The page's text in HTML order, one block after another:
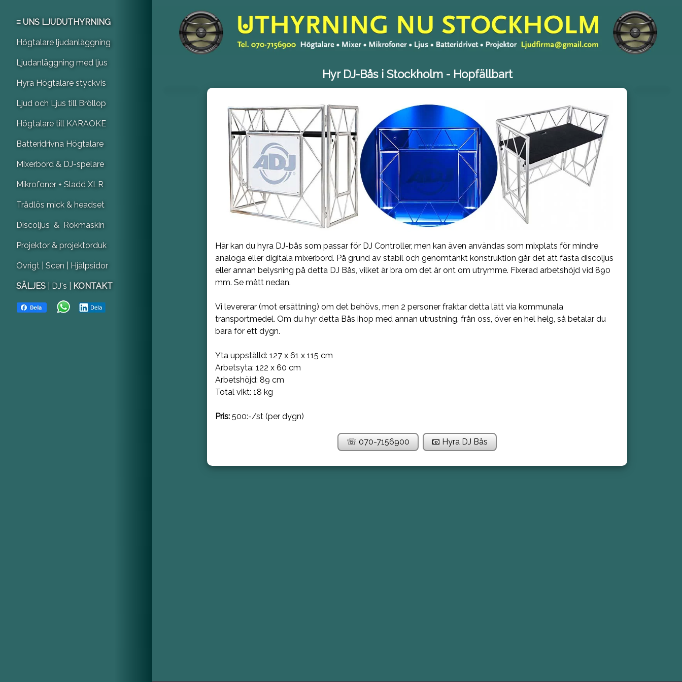
≡ UNS LJUDUTHYRNING
Högtalare ljudanläggning
Ljudanläggning med ljus
Hyra Högtalare styckvis
Ljud och Ljus till Bröllop
Högtalare till KARAOKE
Batteridrivna Högtalare
Mixerbord & DJ-spelare
Mikrofoner + Sladd XLR
Trådlös mick & headset
Discoljus & Rökmaskin
Projektor & projektorduk
Övrigt | Scen | Hjälpsidor
SÄLJES | DJ's | KONTAKT
Hyr DJ-Bås i Stockholm - Hopfällbart
Här kan du hyra DJ-bås som passar för DJ Controller, men kan även användas som mixplats för mindre
analoga eller digitala mixerbord. På grund av stabil och genomtänkt konstruktion går det att fästa discoljus
eller annan belysning på detta DJ Bås, vilket är bra om det är ont om utrymme. Fixerad arbetshöjd vid 890
mm. Se mått nedan.
Vi levererar (mot ersättning) om det behövs, men 2 personer fraktar detta lätt via kommunala
transportmedel. Om du hyr detta Bås ihop med annan utrustning, från oss, över en hel helg, så betalar du
bara för ett dygn.
Yta uppställd: 127 x 61 x 115 cm
Arbetsyta: 122 x 60 cm
Arbetshöjd: 89 cm
Total vikt: 18 kg
Pris: 500:-/st (per dygn)
☏ 070-7156900 📧 Hyra DJ Bås